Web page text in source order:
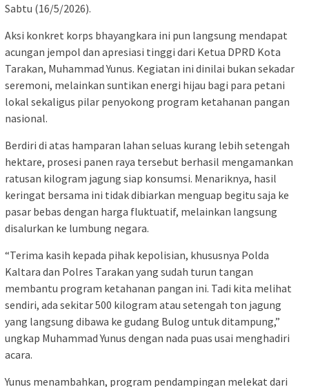
Sabtu (16/5/2026).
Aksi konkret korps bhayangkara ini pun langsung mendapat
acungan jempol dan apresiasi tinggi dari Ketua DPRD Kota
Tarakan, Muhammad Yunus. Kegiatan ini dinilai bukan sekadar
seremoni, melainkan suntikan energi hijau bagi para petani
lokal sekaligus pilar penyokong program ketahanan pangan
nasional.
Berdiri di atas hamparan lahan seluas kurang lebih setengah
hektare, prosesi panen raya tersebut berhasil mengamankan
ratusan kilogram jagung siap konsumsi. Menariknya, hasil
keringat bersama ini tidak dibiarkan menguap begitu saja ke
pasar bebas dengan harga fluktuatif, melainkan langsung
disalurkan ke lumbung negara.
“Terima kasih kepada pihak kepolisian, khususnya Polda
Kaltara dan Polres Tarakan yang sudah turun tangan
membantu program ketahanan pangan ini. Tadi kita melihat
sendiri, ada sekitar 500 kilogram atau setengah ton jagung
yang langsung dibawa ke gudang Bulog untuk ditampung,”
ungkap Muhammad Yunus dengan nada puas usai menghadiri
acara.
Yunus menambahkan, program pendampingan melekat dari